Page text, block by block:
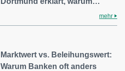
mehr
Marktwert vs. Beleihungswert:
Warum Banken oft anders